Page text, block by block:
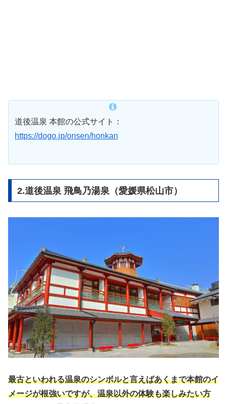
道後温泉 本館の公式サイト：
https://dogo.jp/onsen/honkan
2.道後温泉 飛鳥乃湯泉（愛媛県松山市）
最古といわれる温泉のシンボルと言えばあくまで本館のイ
メージが根強いですが、温泉以外の体験も楽しみたい方